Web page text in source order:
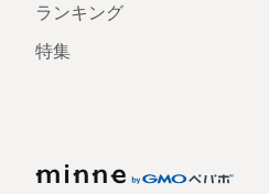
ランキング
特集